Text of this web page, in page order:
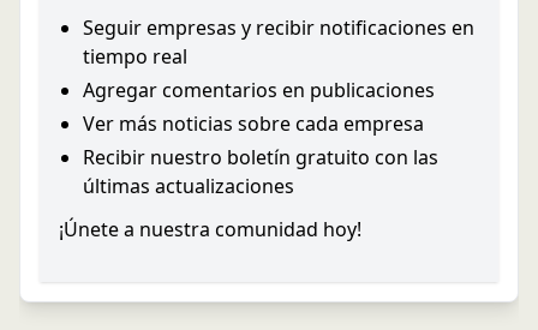
Seguir empresas y recibir notificaciones en
tiempo real
Agregar comentarios en publicaciones
Ver más noticias sobre cada empresa
Recibir nuestro boletín gratuito con las
últimas actualizaciones
¡Únete a nuestra comunidad hoy!